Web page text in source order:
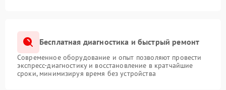
Бесплатная диагностика и быстрый ремонт
Современное оборудование и опыт позволяют провести
экспресс-диагностику и восстановление в кратчайшие
сроки, минимизируя время без устройства